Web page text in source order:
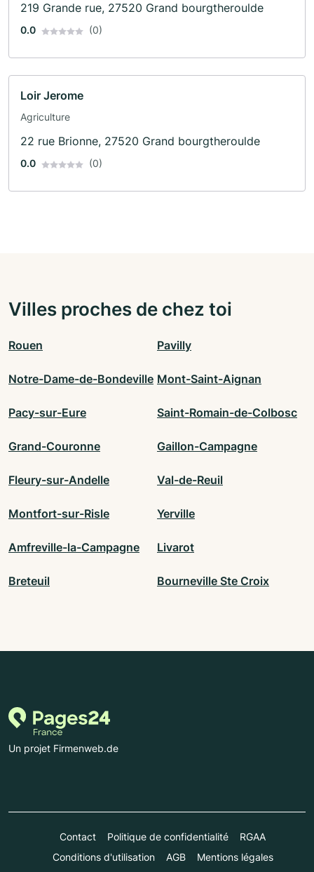
219 Grande rue, 27520 Grand bourgtheroulde
0.0 (0)
Loir Jerome
Agriculture
22 rue Brionne, 27520 Grand bourgtheroulde
0.0 (0)
Villes proches de chez toi
Rouen Pavilly
Notre-Dame-de-Bondeville Mont-Saint-Aignan
Pacy-sur-Eure Saint-Romain-de-Colbosc
Grand-Couronne Gaillon-Campagne
Fleury-sur-Andelle Val-de-Reuil
Montfort-sur-Risle Yerville
Amfreville-la-Campagne Livarot
Breteuil Bourneville Ste Croix
Un projet Firmenweb.de
Contact Politique de confidentialité
RGAA
Conditions d'utilisation
AGB Mentions légales